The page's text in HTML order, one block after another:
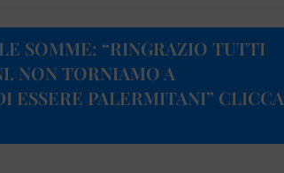
SOMME: “RINGRAZIO TUTTI
NON TORNIAMO A
ESSERE PALERMITANI” CLICCA